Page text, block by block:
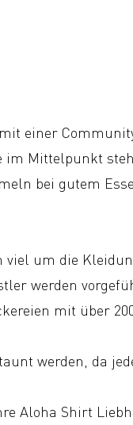
einer
im Mittelpunkt
bei gutem
um die
werden
mit über
werden, da
Aloha Shirt